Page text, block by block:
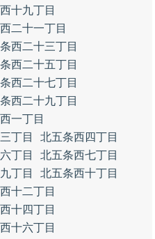
十九丁目
二十一丁目
西二十三丁目
西二十五丁目
西二十七丁目
西二十九丁目
一丁目
丁目
北五条西四丁目
丁目
北五条西七丁目
丁目
北五条西十丁目
十二丁目
十四丁目
十六丁目